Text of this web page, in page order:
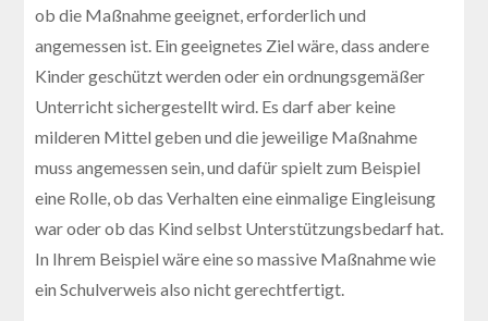
ob die Maßnahme geeignet, erforderlich und
angemessen ist. Ein geeignetes Ziel wäre, dass andere
Kinder geschützt werden oder ein ordnungsgemäßer
Unterricht sichergestellt wird. Es darf aber keine
milderen Mittel geben und die jeweilige Maßnahme
muss angemessen sein, und dafür spielt zum Beispiel
eine Rolle, ob das Verhalten eine einmalige Eingleisung
war oder ob das Kind selbst Unterstützungsbedarf hat.
In Ihrem Beispiel wäre eine so massive Maßnahme wie
ein Schulverweis also nicht gerechtfertigt.